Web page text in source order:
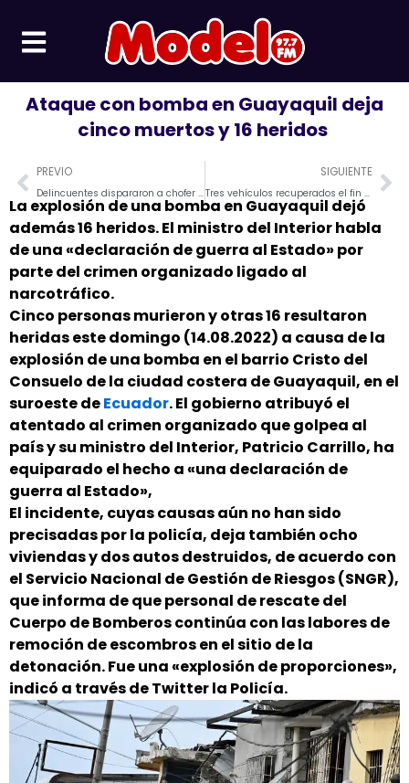
contenido
Ataque con bomba en Guayaquil deja
cinco muertos y 16 heridos
Prev
PREVIO
Delincuentes dispararon a chofer de bus durante un asalto en el cantón Mejía
SIGUIENTE
Tres vehículos recuperados el fin de semana en Manabí
La explosión de una bomba en Guayaquil dejó
además 16 heridos. El ministro del Interior habla
de una «declaración de guerra al Estado» por
parte del crimen organizado ligado al
narcotráfico.
Cinco personas murieron y otras 16 resultaron
heridas este domingo (14.08.2022) a causa de la
explosión de una bomba en el barrio Cristo del
Consuelo de la ciudad costera de Guayaquil, en el
suroeste deEcuador. El gobierno atribuyó el
atentado al crimen organizado que golpea al
país y su ministro del Interior, Patricio Carrillo, ha
equiparado el hecho a «una declaración de
guerra al Estado»,
El incidente, cuyas causas aún no han sido
precisadas por la policía, deja también ocho
viviendas y dos autos destruidos, de acuerdo con
el Servicio Nacional de Gestión de Riesgos (SNGR),
que informa de que personal de rescate del
Cuerpo de Bomberos continúa con las labores de
remoción de escombros en el sitio de la
detonación. Fue una «explosión de proporciones»,
indicó a través de Twitter la Policía.